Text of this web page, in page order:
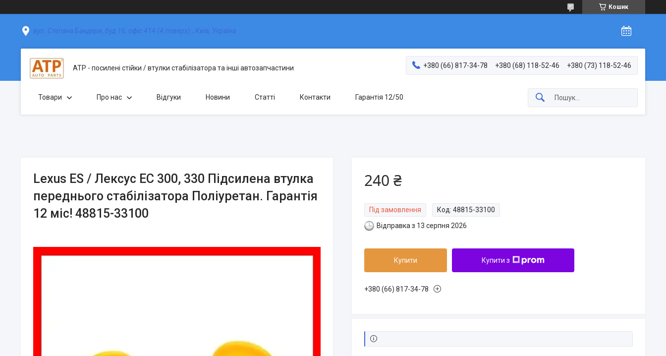
Кошик
вул. Степана Бандери, буд 16, офіс 414 (4 поверх)., Київ, Україна
АТР - посилені стійки / втулки стабілізатора та інші автозапчастини +380 (66) 817-34-78 +380 (68) 118-52-46 +380 (73) 118-52-46
Товари Про нас Відгуки Новини Статті Контакти Гарантія 12/50
Lexus ES / Лексус ЕС 300, 330 Підсилена втулка
переднього стабілізатора Поліуретан. Гарантія
12 міс! 48815-33100
240 ₴
Під замовлення Код: 48815-33100
Відправка з 13 серпня 2026
Купити Купити з
+380 (66) 817-34-78